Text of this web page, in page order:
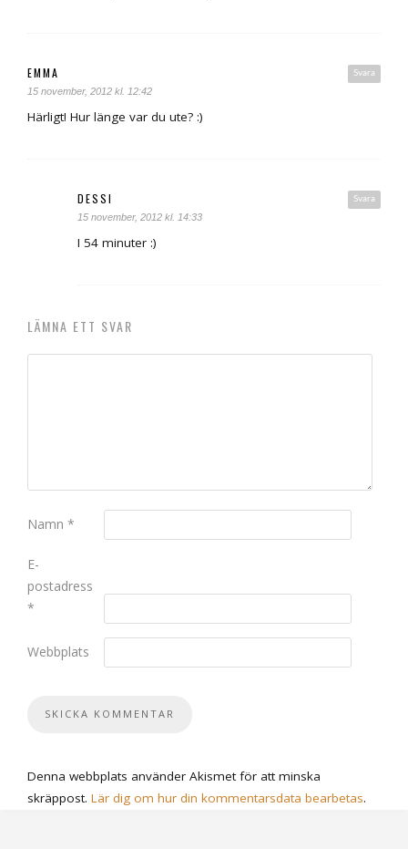
Svara
EMMA
15 november, 2012 kl. 12:42
Härligt! Hur länge var du ute? :)
Svara
DESSI
15 november, 2012 kl. 14:33
I 54 minuter :)
LÄMNA ETT SVAR
Namn *
E-
postadress
*
Webbplats
Denna webbplats använder Akismet för att minska
skräppost. Lär dig om hur din kommentarsdata bearbetas.